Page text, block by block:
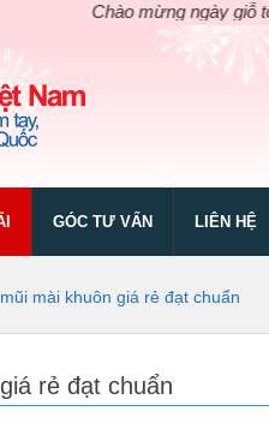
Chào mừng ngày giỗ tổ Hùng
GÓC TƯ VẤN LIÊN HỆ
mài khuôn giá rẻ đạt chuẩn
rẻ đạt chuẩn